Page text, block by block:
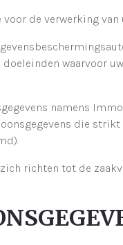
de verwerking van
waarvoor
namens
die
richten tot de